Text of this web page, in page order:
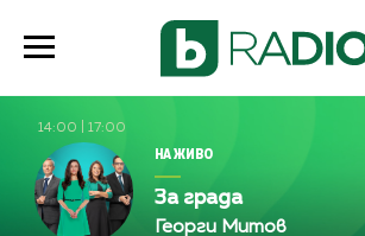
14:00 17:00
НА ЖИВО
За града
Георги Митов